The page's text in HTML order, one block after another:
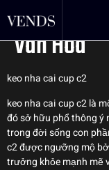
Từ Cây
Văn Hóa
keo nha cai cup c2
keo nha cai cup c2 là
đó sở hữu phổ thông ý
trong đời sống con
c2 được ngưỡng mộ
trưởng khỏe mạnh mẽ